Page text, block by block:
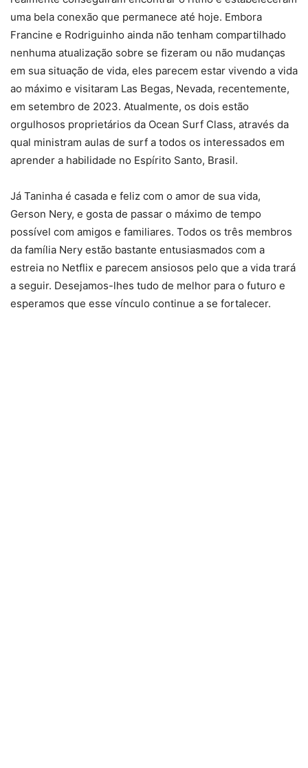
uma bela conexão que permanece até hoje. Embora
Francine e Rodriguinho ainda não tenham compartilhado
nenhuma atualização sobre se fizeram ou não mudanças
em sua situação de vida, eles parecem estar vivendo a vida
ao máximo e visitaram Las Begas, Nevada, recentemente,
em setembro de 2023. Atualmente, os dois estão
orgulhosos proprietários da Ocean Surf Class, através da
qual ministram aulas de surf a todos os interessados ​​em
aprender a habilidade no Espírito Santo, Brasil.
Já Taninha é casada e feliz com o amor de sua vida,
Gerson Nery, e gosta de passar o máximo de tempo
possível com amigos e familiares. Todos os três membros
da família Nery estão bastante entusiasmados com a
estreia no Netflix e parecem ansiosos pelo que a vida trará
a seguir. Desejamos-lhes tudo de melhor para o futuro e
esperamos que esse vínculo continue a se fortalecer.